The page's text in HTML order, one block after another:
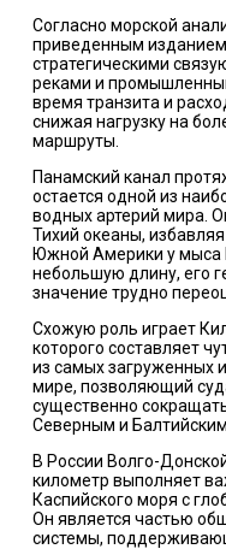
Согласно морской
приведенным изданием
стратегическими
реками и
время транзита и
снижая нагрузку на
маршруты.
Панамский канал
остается одной из
водных артерий мира.
Тихий океаны,
Южной Америки у мыса
небольшую длину, его
значение трудно
Схожую роль играет
которого составляет
из самых загруженных
мире, позволяющий
существенно
Северным и
В России Волго-
километр выполняет
Каспийского моря с
Он является частью
системы,